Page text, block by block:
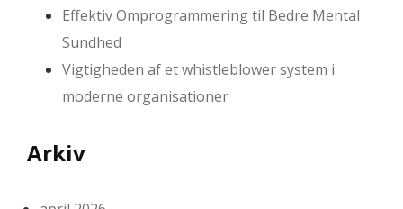
Effektiv Omprogrammering til Bedre Mental
Sundhed
Vigtigheden af et whistleblower system i
moderne organisationer
Arkiv